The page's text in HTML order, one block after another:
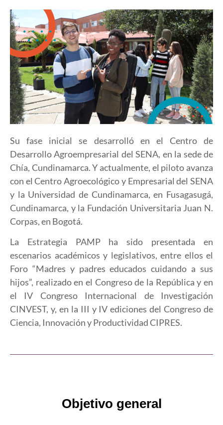
Su fase inicial se desarrolló en el Centro de
Desarrollo Agroempresarial del SENA, en la sede de
Chía, Cundinamarca. Y actualmente, el piloto avanza
con el Centro Agroecológico y Empresarial del SENA
y la Universidad de Cundinamarca, en Fusagasugá,
Cundinamarca, y la Fundación Universitaria Juan N.
Corpas, en Bogotá.
La Estrategia PAMP ha sido presentada en
escenarios académicos y legislativos, entre ellos el
Foro “Madres y padres educados cuidando a sus
hijos”, realizado en el Congreso de la República y en
el IV Congreso Internacional de Investigación
CINVEST, y, en la III y IV ediciones del Congreso de
Ciencia, Innovación y Productividad CIPRES.
Objetivo general